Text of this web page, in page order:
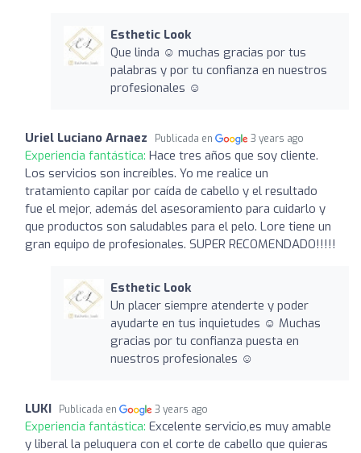
Esthetic Look
Que linda ☺️ muchas gracias por tus
palabras y por tu confianza en nuestros
profesionales ☺️
Uriel Luciano Arnaez Publicada en 3 years ago
Experiencia fantástica: Hace tres años que soy cliente.
Los servicios son increíbles. Yo me realice un
tratamiento capilar por caída de cabello y el resultado
fue el mejor, además del asesoramiento para cuidarlo y
que productos son saludables para el pelo. Lore tiene un
gran equipo de profesionales. SUPER RECOMENDADO!!!!!
Esthetic Look
Un placer siempre atenderte y poder
ayudarte en tus inquietudes ☺️ Muchas
gracias por tu confianza puesta en
nuestros profesionales ☺️
LUKI Publicada en 3 years ago
Experiencia fantástica: Excelente servicio,es muy amable
y liberal la peluquera con el corte de cabello que quieras